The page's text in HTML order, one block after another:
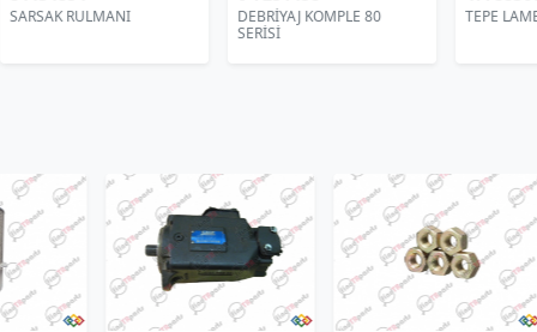
DEBRİYAJ KOMPLE 80
TEPE LAMBA DEMİRİ SAĞ